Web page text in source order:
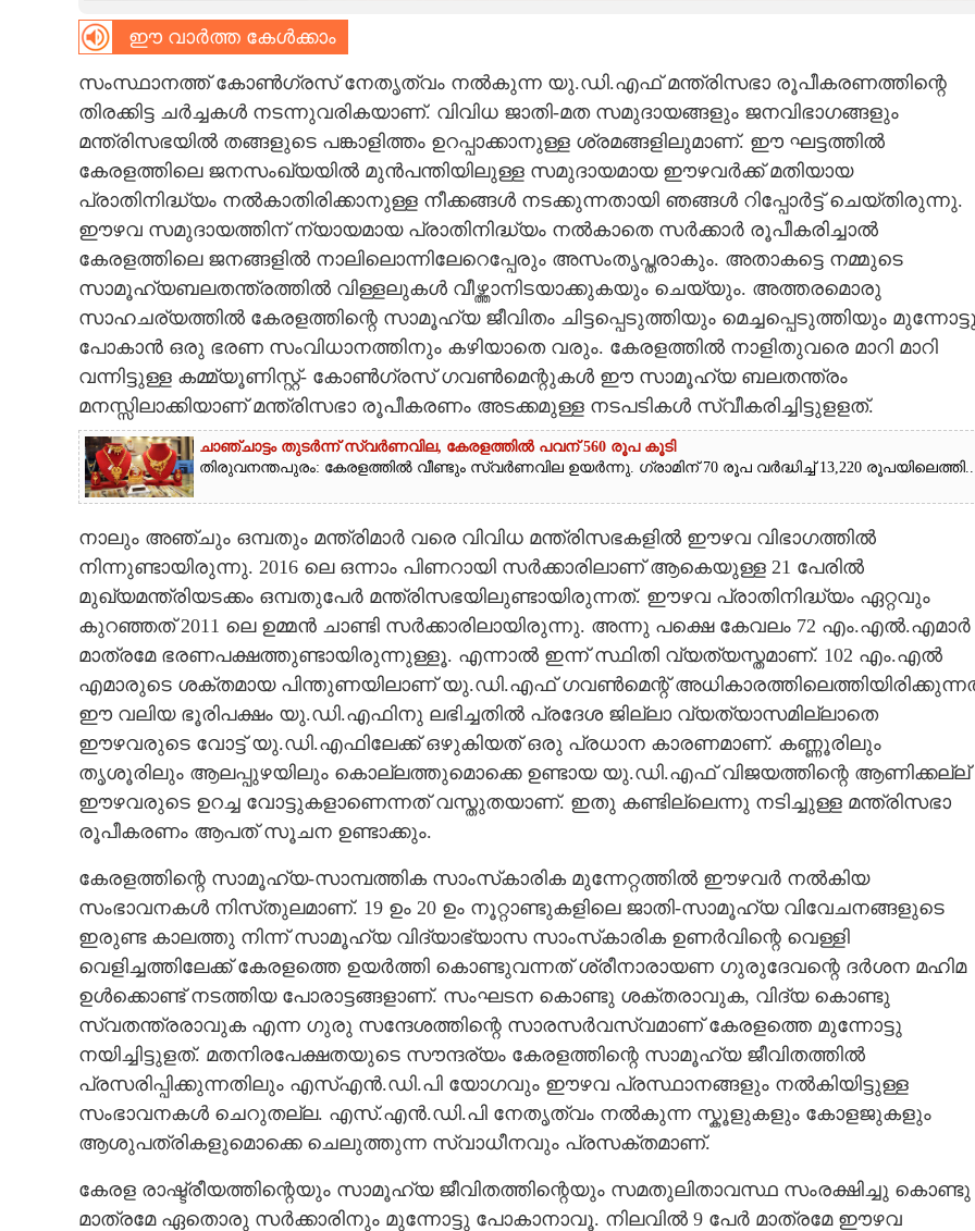
CARTOONS
LITERATURE
CONTACT US
ഈ വാർത്ത കേൾക്കാം
സംസ്ഥാനത്ത് കോൺഗ്രസ് നേതൃത്വം നൽകുന്ന യു.ഡി.എഫ് മന്ത്രിസഭാ രൂപീകരണത്തിന്റെ
തിരക്കിട്ട ചർച്ചകൾ നടന്നുവരികയാണ്. വിവിധ ജാതി-മത സമുദായങ്ങളും ജനവിഭാഗങ്ങളും
മന്ത്രിസഭയിൽ തങ്ങളുടെ പങ്കാളിത്തം ഉറപ്പാക്കാനുള്ള ശ്രമങ്ങളിലുമാണ്. ഈ ഘട്ടത്തിൽ
കേരളത്തിലെ ജനസംഖ്യയിൽ മുൻപന്തിയിലുള്ള സമുദായമായ ഈഴവർക്ക് മതിയായ
പ്രാതിനിദ്ധ്യം നൽകാതിരിക്കാനുള്ള നീക്കങ്ങൾ നടക്കുന്നതായി ഞങ്ങൾ റിപ്പോർട്ട് ചെയ്തിരുന്നു.
ഈഴവ സമുദായത്തിന് ന്യായമായ പ്രാതിനിദ്ധ്യം നൽകാതെ സർക്കാർ രൂപീകരിച്ചാൽ
കേരളത്തിലെ ജനങ്ങളിൽ നാലിലൊന്നിലേറെപ്പേരും അസംതൃപ്തരാകും. അതാകട്ടെ നമ്മുടെ
സാമൂഹ്യബലതന്ത്രത്തിൽ വിള്ളലുകൾ വീഴ്ത്താനിടയാക്കുകയും ചെയ്യും. അത്തരമൊരു
സാഹചര്യത്തിൽ കേരളത്തിന്റെ സാമൂഹ്യ ജീവിതം ചിട്ടപ്പെടുത്തിയും മെച്ചപ്പെടുത്തിയും
പോകാൻ ഒരു ഭരണ സംവിധാനത്തിനും കഴിയാതെ വരും. കേരളത്തിൽ നാളിതുവരെ മാറി മാറി
വന്നിട്ടുള്ള കമ്മ്യൂണിസ്റ്റ്- കോൺഗ്രസ് ഗവൺമെന്റുകൾ ഈ സാമൂഹ്യ ബലതന്ത്രം
മനസ്സിലാക്കിയാണ് മന്ത്രിസഭാ രൂപീകരണം അടക്കമുള്ള നടപടികൾ സ്വീകരിച്ചിട്ടുളളത്.
ചാഞ്ചാട്ടം തുടർന്ന് സ്വർണവില, കേരളത്തിൽ പവന് 560 രൂപ കൂടി
തിരുവനന്തപുരം: കേരളത്തിൽ വീണ്ടും സ്വർണവില ഉയർന്നു. ഗ്രാമിന് 70 രൂപ വർദ്ധിച്ച് 13,220
നാലും അഞ്ചും ഒമ്പതും മന്ത്രിമാർ വരെ വിവിധ മന്ത്രിസഭകളിൽ ഈഴവ വിഭാഗത്തിൽ
നിന്നുണ്ടായിരുന്നു. 2016 ലെ ഒന്നാം പിണറായി സർക്കാരിലാണ് ആകെയുള്ള 21 പേരിൽ
മുഖ്യമന്ത്രിയടക്കം ഒമ്പതുപേർ മന്ത്രിസഭയിലുണ്ടായിരുന്നത്. ഈഴവ പ്രാതിനിദ്ധ്യം ഏറ്റവും
കുറഞ്ഞത് 2011 ലെ ഉമ്മൻ ചാണ്ടി സർക്കാരിലായിരുന്നു. അന്നു പക്ഷെ കേവലം 72 എം.എൽ.എമാർ
മാത്രമേ ഭരണപക്ഷത്തുണ്ടായിരുന്നുള്ളൂ. എന്നാൽ ഇന്ന് സ്ഥിതി വ്യത്യസ്തമാണ്. 102 എം.എൽ
എമാരുടെ ശക്തമായ പിന്തുണയിലാണ് യു.ഡി.എഫ് ഗവൺമെന്റ്
ഈ വലിയ ഭൂരിപക്ഷം യു.ഡി.എഫിനു ലഭിച്ചതിൽ പ്രദേശ ജില്ലാ വ്യത്യാസമില്ലാതെ
ഈഴവരുടെ വോട്ട് യു.ഡി.എഫിലേക്ക് ഒഴുകിയത് ഒരു പ്രധാന കാരണമാണ്. കണ്ണൂരിലും
തൃശൂരിലും ആലപ്പുഴയിലും കൊല്ലത്തുമൊക്കെ ഉണ്ടായ യു.ഡി.എഫ് വിജയത്തിന്റെ ആണിക്കല്ല്
ഈഴവരുടെ ഉറച്ച വോട്ടുകളാണെന്നത് വസ്തുതയാണ്. ഇതു കണ്ടില്ലെന്നു നടിച്ചുള്ള മന്ത്രിസഭാ
രൂപീകരണം ആപത് സൂചന ഉണ്ടാക്കും.
കേരളത്തിന്റെ സാമൂഹ്യ-സാമ്പത്തിക സാംസ്‌കാരിക മുന്നേറ്റത്തിൽ ഈഴവർ നൽകിയ
സംഭാവനകൾ നിസ്‌തുലമാണ്. 19 ഉം 20 ഉം നൂറ്റാണ്ടുകളിലെ ജാതി-സാമൂഹ്യ വിവേചനങ്ങളുടെ
ഇരുണ്ട കാലത്തു നിന്ന് സാമൂഹ്യ വിദ്യാഭ്യാസ സാംസ്‌കാരിക ഉണർവിന്റെ വെള്ളി
വെളിച്ചത്തിലേക്ക് കേരളത്തെ ഉയർത്തി കൊണ്ടുവന്നത് ശ്രീനാരായണ ഗുരുദേവന്റെ ദർശന മഹിമ
ഉൾക്കൊണ്ട് നടത്തിയ പോരാട്ടങ്ങളാണ്. സംഘടന കൊണ്ടു ശക്തരാവുക, വിദ്യ കൊണ്ടു
സ്വതന്ത്രരാവുക എന്ന ഗുരു സന്ദേശത്തിന്റെ സാരസർവസ്വമാണ് കേരളത്തെ മുന്നോട്ടു
നയിച്ചിട്ടുളത്. മതനിരപേക്ഷതയുടെ സൗന്ദര്യം കേരളത്തിന്റെ സാമൂഹ്യ ജീവിതത്തിൽ
പ്രസരിപ്പിക്കുന്നതിലും എസ്എൻ.ഡി.പി യോഗവും ഈഴവ പ്രസ്ഥാനങ്ങളും നൽകിയിട്ടുള്ള
സംഭാവനകൾ ചെറുതല്ല. എസ്.എൻ.ഡി.പി നേതൃത്വം നൽകുന്ന സ്കൂളുകളും കോളജുകളും
ആശുപത്രികളുമൊക്കെ ചെലുത്തുന്ന സ്വാധീനവും പ്രസക്തമാണ്.
കേരള രാഷ്ട്രീയത്തിന്റെയും സാമൂഹ്യ ജീവിതത്തിന്റെയും സമതുലിതാവസ്ഥ സംരക്ഷിച്ചു കൊണ്ടു
മാത്രമേ ഏതൊരു സർക്കാരിനും മുന്നോട്ടു പോകാനാവൂ. നിലവിൽ 9 പേർ മാത്രമേ ഈഴവ
Share this link
Copy Link